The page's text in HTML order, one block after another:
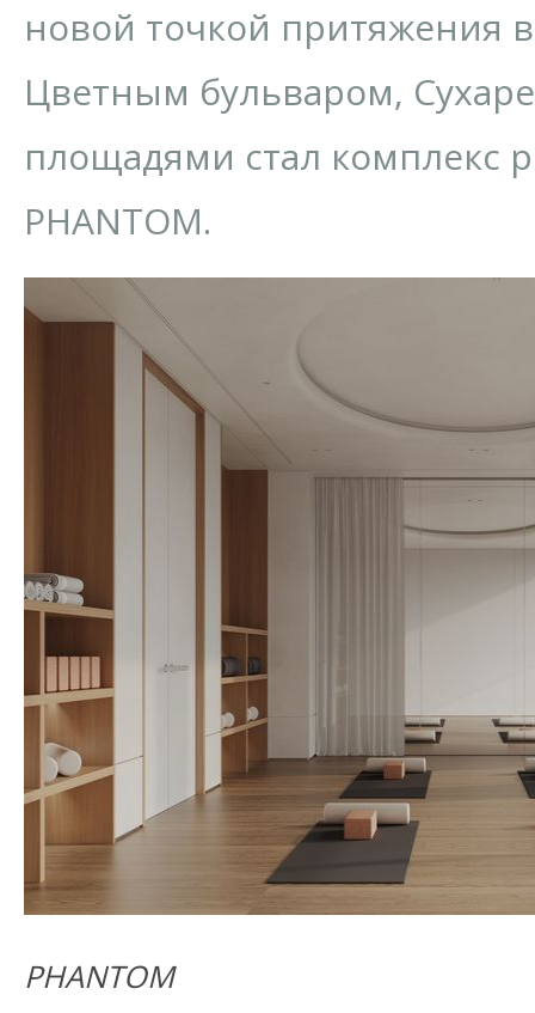
новой точкой притяжения
Цветным бульваром,
площадями стал комплекс
PHANTOM.
PHANTOM